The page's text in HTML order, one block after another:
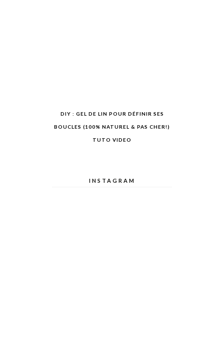
DIY : GEL DE LIN POUR DÉFINIR SES
BOUCLES (100% NATUREL & PAS CHER!)
TUTO VIDEO
INSTAGRAM